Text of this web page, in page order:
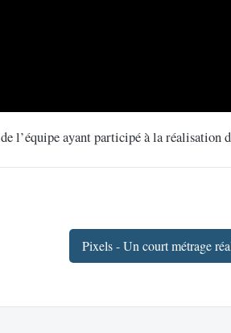
de l’équipe ayant participé à la réalisation
Pixels - Un court métrage